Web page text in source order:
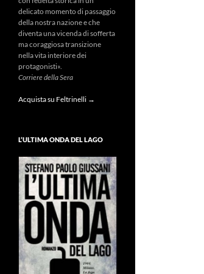
delicato momento di passaggio
della nostra nazione e che
diventa una vicenda di sofferta
ma coraggiosa transizione
nella vita interiore dei
protagonisti».
Corriere della Sera
Acquista su Feltrinelli →
L’ULTIMA ONDA DEL LAGO